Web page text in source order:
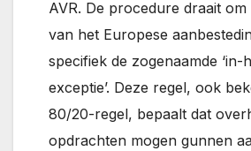
AVR. De procedure draait om
van het Europese
specifiek de zogenaamde ‘in-
exceptie’. Deze regel, ook
80/20-regel, bepaalt dat
opdrachten mogen gunnen